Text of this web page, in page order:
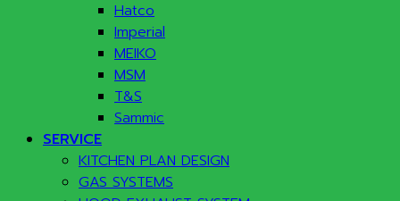
Hatco
Imperial
MEIKO
MSM
T&S
Sammic
SERVICE
KITCHEN PLAN DESIGN
GAS SYSTEMS